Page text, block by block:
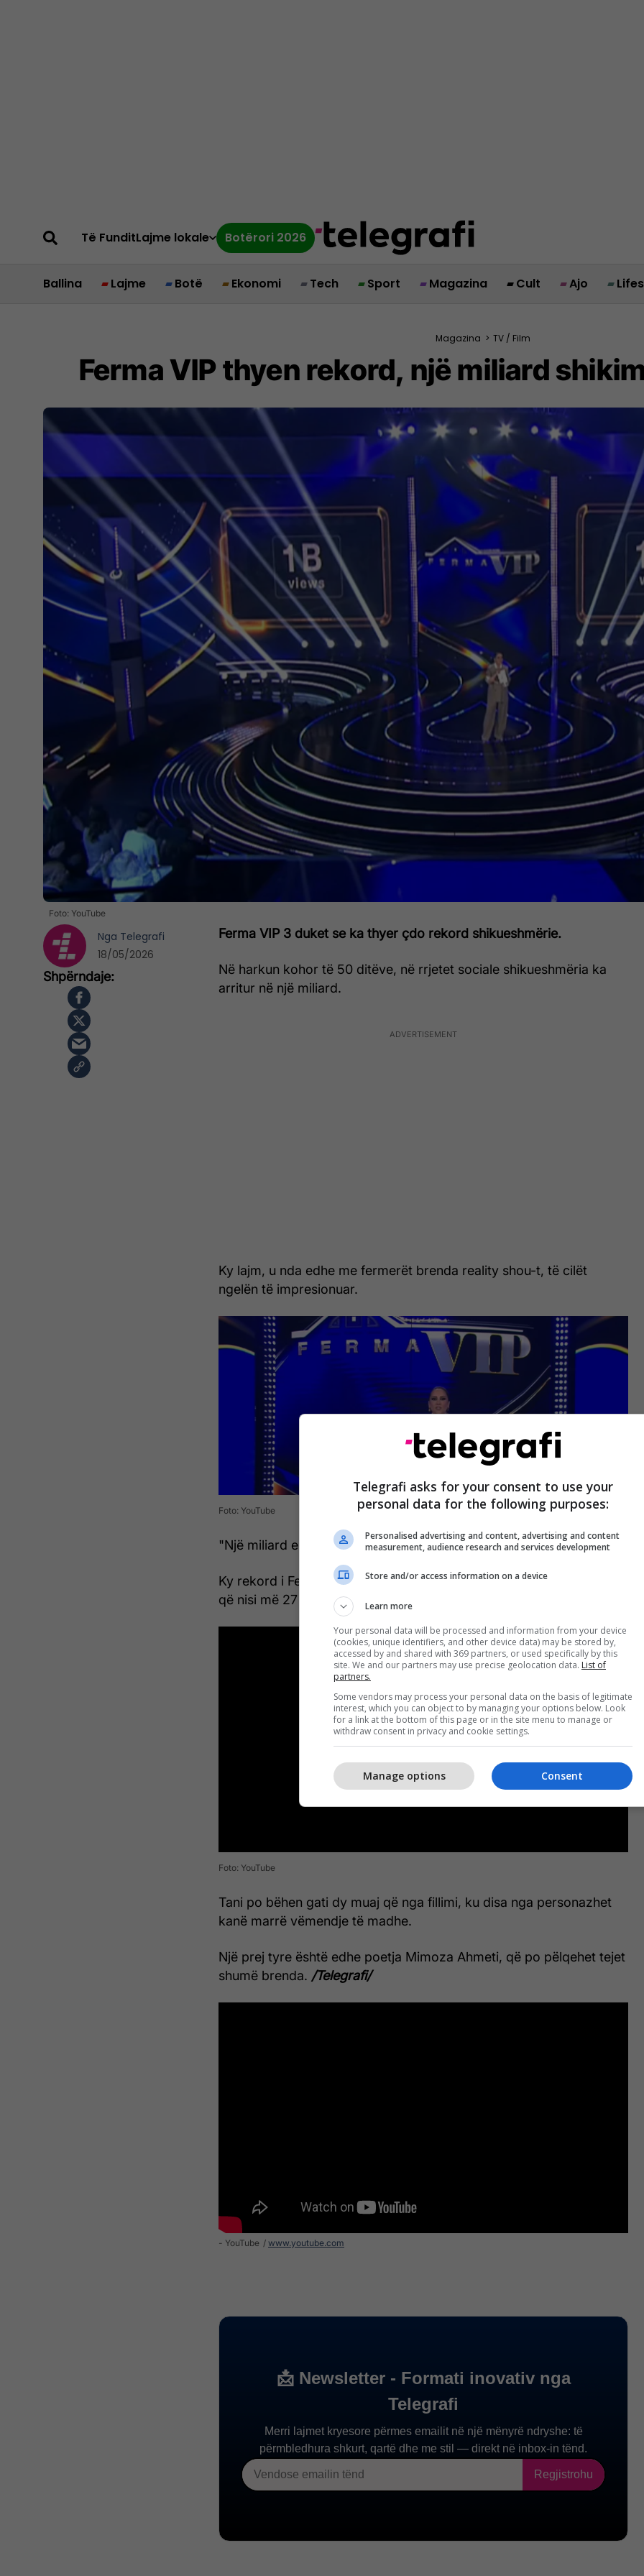
Të FunditLajme lokale Botërori 2026
Ballina Lajme Botë Ekonomi Tech Sport Magazina Cult Ajo
Magazina > TV / Film
Ferma VIP thyen rekord, një miliard
Foto: YouTube
Ferma VIP 3 duket se ka thyer çdo rekord shikueshmërie.
Në harkun kohor të 50 ditëve, në rrjetet sociale shikueshmëria ka
arritur në një miliard.
Ky lajm, u nda edhe me fermerët brenda reality shou-t, të cilët
ngelën të impresionuar.
Foto: YouTube
"Një miliard e sa zero është nga mbrapa”, tha Moza.
Ky rekord i Ferma VIP 3 është një sukses i garantuar i këtij formati,
që nisi më 27 mars.
Foto: YouTube
Tani po bëhen gati dy muaj që nga fillimi, ku disa nga personazhet
kanë marrë vëmendje të madhe.
Një prej tyre është edhe poetja Mimoza Ahmeti, që po pëlqehet tejet
shumë brenda. /Telegrafi/
- YouTube www.youtube.com
Nga Telegrafi
18/05/2026
Telegrafi asks for your consent to use your
personal data for the following purposes:
Personalised advertising and content, advertising and content
measurement, audience research and services development
Store and/or access information on a device
Learn more
Your personal data will be processed and information from your device
(cookies, unique identifiers, and other device data) may be stored by,
accessed by and shared with 369 partners, or used specifically by this
site. We and our partners may use precise geolocation data. List of
partners.
Some vendors may process your personal data on the basis of legitimate
interest, which you can object to by managing your options below. Look
for a link at the bottom of this page or in the site menu to manage or
withdraw consent in privacy and cookie settings.
Consent
Manage options